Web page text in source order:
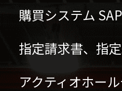
購買システム
指定請求書、指
アクティオホー